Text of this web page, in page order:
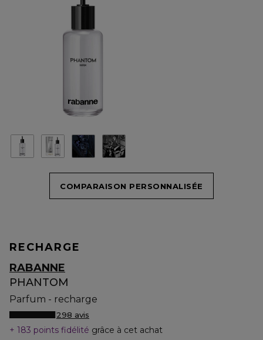
COMPARAISON PERSONNALISÉE
RECHARGE
RABANNE
PHANTOM
Parfum - recharge
298 avis
183 points fidélité grâce à cet achat